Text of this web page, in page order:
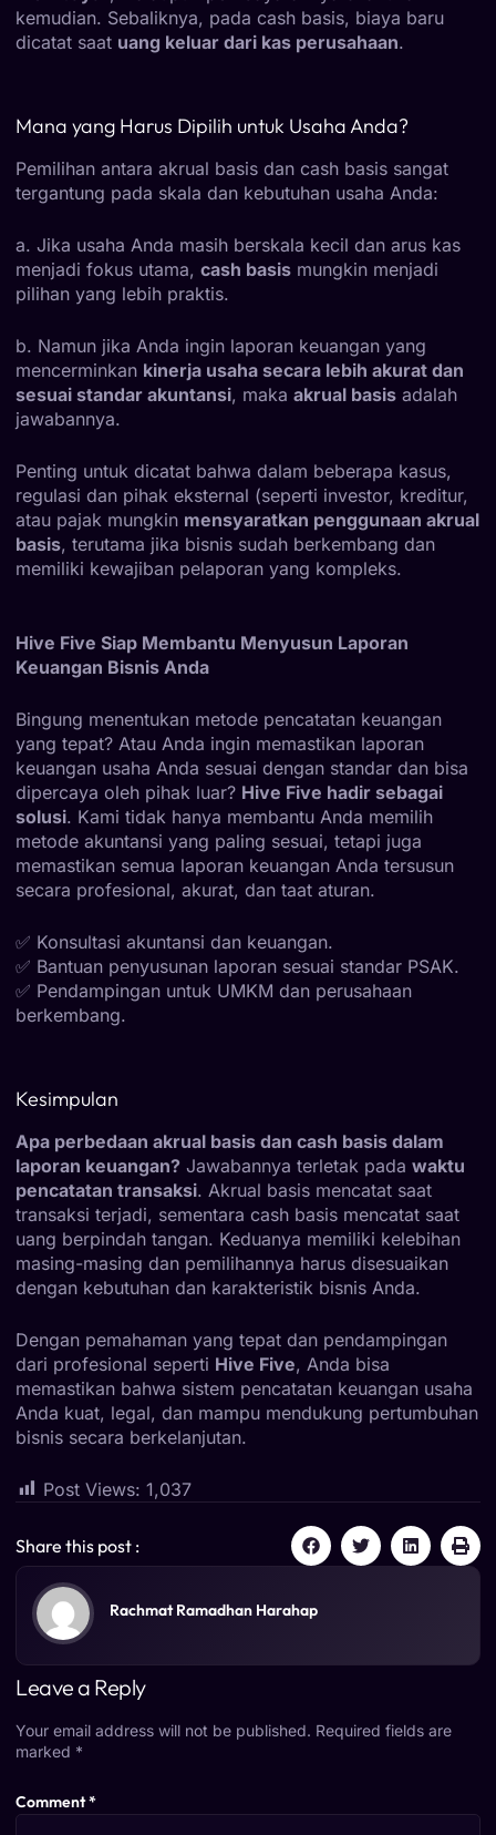
kemudian. Sebaliknya, pada cash basis, biaya baru
dicatat saat uang keluar dari kas perusahaan.
Mana yang Harus Dipilih untuk Usaha Anda?
Pemilihan antara akrual basis dan cash basis sangat
tergantung pada skala dan kebutuhan usaha Anda:
a. Jika usaha Anda masih berskala kecil dan arus kas
menjadi fokus utama, cash basis mungkin menjadi
pilihan yang lebih praktis.
b. Namun jika Anda ingin laporan keuangan yang
mencerminkan kinerja usaha secara lebih akurat dan
sesuai standar akuntansi, maka akrual basis adalah
jawabannya.
Penting untuk dicatat bahwa dalam beberapa kasus,
regulasi dan pihak eksternal (seperti investor, kreditur,
atau pajak mungkin mensyaratkan penggunaan akrual
basis, terutama jika bisnis sudah berkembang dan
memiliki kewajiban pelaporan yang kompleks.
Hive Five Siap Membantu Menyusun Laporan
Keuangan Bisnis Anda
Bingung menentukan metode pencatatan keuangan
yang tepat? Atau Anda ingin memastikan laporan
keuangan usaha Anda sesuai dengan standar dan bisa
dipercaya oleh pihak luar? Hive Five hadir sebagai
solusi. Kami tidak hanya membantu Anda memilih
metode akuntansi yang paling sesuai, tetapi juga
memastikan semua laporan keuangan Anda tersusun
secara profesional, akurat, dan taat aturan.
✅ Konsultasi akuntansi dan keuangan.
✅ Bantuan penyusunan laporan sesuai standar PSAK.
✅ Pendampingan untuk UMKM dan perusahaan
berkembang.
Kesimpulan
Apa perbedaan akrual basis dan cash basis dalam
laporan keuangan? Jawabannya terletak pada waktu
pencatatan transaksi. Akrual basis mencatat saat
transaksi terjadi, sementara cash basis mencatat saat
uang berpindah tangan. Keduanya memiliki kelebihan
masing-masing dan pemilihannya harus disesuaikan
dengan kebutuhan dan karakteristik bisnis Anda.
Dengan pemahaman yang tepat dan pendampingan
dari profesional seperti Hive Five, Anda bisa
memastikan bahwa sistem pencatatan keuangan usaha
Anda kuat, legal, dan mampu mendukung pertumbuhan
bisnis secara berkelanjutan.
Post Views: 1,037
Share this post :
Rachmat Ramadhan Harahap
Leave a Reply
Your email address will not be published. Required fields are
marked *
Comment*